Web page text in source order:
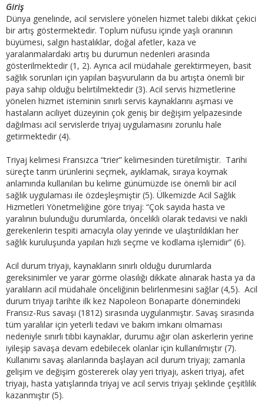
Giriş
Dünya genelinde, acil servislere yönelen hizmet talebi dikkat çekici
bir artış göstermektedir. Toplum nüfusu içinde yaşlı oranının
büyümesi, salgın hastalıklar, doğal afetler, kaza ve
yaralanmalardaki artış bu durumun nedenleri arasında
gösterilmektedir (1, 2). Ayrıca acil müdahale gerektirmeyen, basit
sağlık sorunları için yapılan başvuruların da bu artışta önemli bir
paya sahip olduğu belirtilmektedir (3). Acil servis hizmetlerine
yönelen hizmet isteminin sınırlı servis kaynaklarını aşması ve
hastaların aciliyet düzeyinin çok geniş bir değişim yelpazesinde
dağılması acil servislerde triyaj uygulamasını zorunlu hale
getirmektedir (4).
Triyaj kelimesi Fransızca “trier” kelimesinden türetilmiştir. Tarihi
süreçte tarım ürünlerini seçmek, ayıklamak, sıraya koymak
anlamında kullanılan bu kelime günümüzde ise önemli bir acil
sağlık uygulaması ile özdeşleşmiştir (5). Ülkemizde Acil Sağlık
Hizmetleri Yönetmeliğine göre triyaj: “Çok sayıda hasta ve
yaralının bulunduğu durumlarda, öncelikli olarak tedavisi ve nakli
gerekenlerin tespiti amacıyla olay yerinde ve ulaştırıldıkları her
sağlık kuruluşunda yapılan hızlı seçme ve kodlama işlemidir” (6).
Acil durum triyajı, kaynakların sınırlı olduğu durumlarda
gereksinimler ve yarar görme olasılığı dikkate alınarak hasta ya da
yaralıların acil müdahale önceliğinin belirlenmesini sağlar (4,5). Acil
durum triyajı tarihte ilk kez Napoleon Bonaparte dönemindeki
Fransız-Rus savaşı (1812) sırasında uygulanmıştır. Savaş sırasında
tüm yaralılar için yeterli tedavi ve bakım imkanı olmaması
nedeniyle sınırlı tıbbi kaynaklar, durumu ağır olan askerlerin yerine
iyileşip savaşa devam edebilecek olanlar için kullanılmıştır (7).
Kullanımı savaş alanlarında başlayan acil durum triyajı; zamanla
gelişim ve değişim göstererek olay yeri triyajı, askeri triyaj, afet
triyajı, hasta yatışlarında triyaj ve acil servis triyajı şeklinde çeşitlilik
kazanmıştır (5).